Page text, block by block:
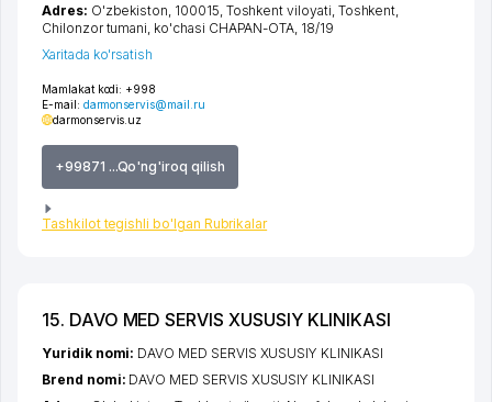
Mamlakat kodi: +998
E-mail: darmonservis@mail.ru
darmonservis.uz
+99871 ...Qo'ng'iroq qilish
Tashkilot tegishli bo'lgan Rubrikalar
Adres: O'zbekiston, 100015, Toshkent viloyati Toshkent
Chilonzor tumani ko'chasi CHAPAN-OTA , 18/19
Xaritada ko'rsatish
15. DAVO MED SERVIS XUSUSIY KLINIKASI
Yuridik nomi: DAVO MED SERVIS XUSUSIY KLINIKASI
Brend nomi: DAVO MED SERVIS XUSUSIY KLINIKASI